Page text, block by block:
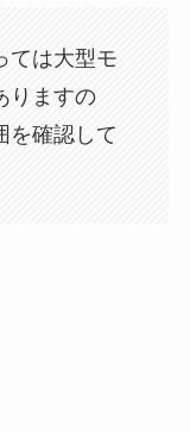
ては大型モ
りますの
を確認して